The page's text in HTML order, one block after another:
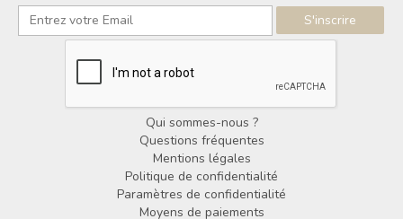
Qui sommes-nous ?
Questions fréquentes
Mentions légales
Politique de confidentialité
Paramètres de confidentialité
Moyens de paiements